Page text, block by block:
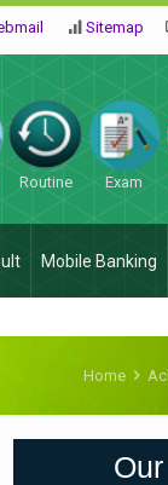
Sitemap
Mobile Banking
Routine Exam
Home